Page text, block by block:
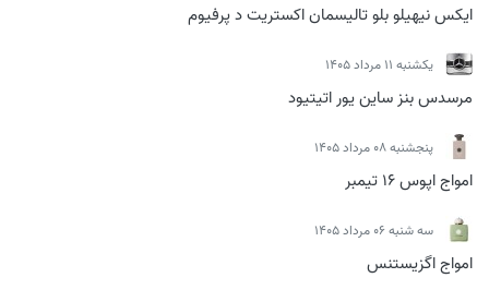
ایکس نیهیلو بلو تالیسمان اکستریت د پرفیوم
يكشنبه 11 مرداد 1405
مرسدس بنز ساین یور اتیتیود
پنجشنبه 08 مرداد 1405
امواج اپوس 16 تیمبر
سه شنبه 06 مرداد 1405
امواج اگزیستنس